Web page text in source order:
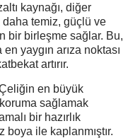
kaynağı, diğer
daha temiz, güçlü ve
bir birleşme sağlar. Bu,
yaygın arıza noktası
artırır.
en büyük
sağlamak
bir hazırlık
ile kaplanmıştır.